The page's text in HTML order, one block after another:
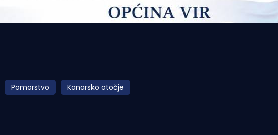
Pomorstvo Kanarsko otočje